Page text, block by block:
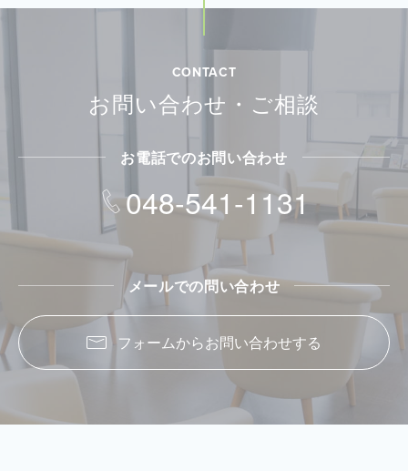
CONTACT
お問い合わせ・ご相談
お電話でのお問い合わせ
048-541-1131
メールでの問い合わせ
フォームからお問い合わせする